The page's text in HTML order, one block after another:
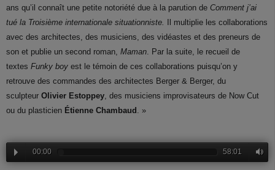
ans qu’il connaît une petite notoriété due à la parution de Comment j’ai
tué la Troisième internationale situationniste.
Il multiplie les collaborations
avec des architectes, des musiciens, des vidéastes et des preneurs de
son et publie un second roman, Maman. Par la suite, le recueil de
textes Funky boy est le témoin de ces collaborations puisqu’on y
retrouve des commandes des architectes Berger & Berger, du
sculpteur Olivier Estoppey, des musiciens improvisateurs de Now Cut
ou du plasticien Étienne Chambaud . »
00:00 58:01